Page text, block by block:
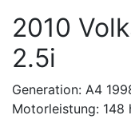
2010
2.5i
Generation: A4
Motorleistung: 148